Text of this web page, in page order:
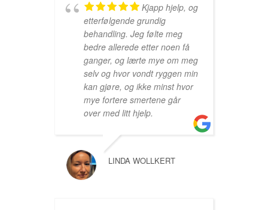
Kjapp hjelp, og
etterfølgende grundig
behandling. Jeg følte meg
bedre allerede etter noen få
ganger, og lærte mye om meg
selv og hvor vondt ryggen min
kan gjøre, og ikke minst hvor
mye fortere smertene går
over med litt hjelp.
LINDA WOLLKERT